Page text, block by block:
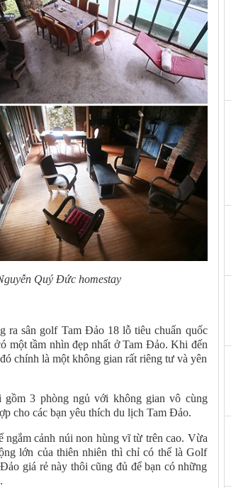
Quý Đức homestay
ra sân golf Tam Đảo 18 lỗ tiêu chuẩn quốc
một tầm nhìn đẹp nhất ở Tam Đảo. Khi đến
chính là một không gian rất riêng tư và yên
3 phòng ngủ với không gian vô cùng
cho các bạn yêu thích du lịch Tam Đảo.
cảnh núi non hùng vĩ từ trên cao. Vừa
lớn của thiên nhiên thì chỉ có thể là Golf
giá rẻ này thôi cũng đủ để bạn có những